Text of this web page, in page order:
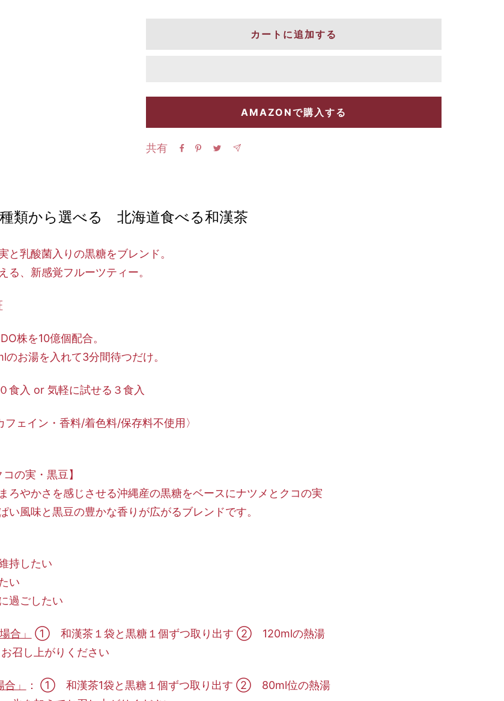
減
を
増
カートに追加する
AMAZONで購入する
共有
類から選べる 北海道食べる和漢茶
と乳酸菌入りの黒糖をブレンド。
る、新感覚フルーツティー。
株を10億個配合。
お湯を入れて3分間待つだけ。
食入 or 気軽に試せる３食入
フェイン・香料/着色料/保存料不使用〉
の実・黒豆】
ろやかさを感じさせる沖縄産の黒糖をベースにナツメとクコの実
い風味と黒豆の豊かな香りが広がるブレンドです。
持したい
い
過ごしたい
合」
① 和漢茶１袋と黒糖１個ずつ取り出す ② 120mlの熱湯
召し上がりください
合」
： ① 和漢茶1袋と黒糖１個ずつ取り出す ② 80ml位の熱湯